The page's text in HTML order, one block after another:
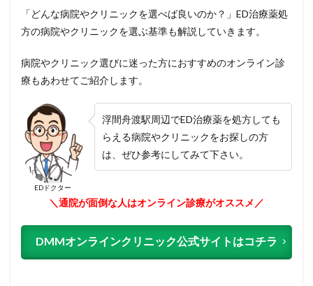
「どんな病院やクリニックを選べば良いのか？」ED治療薬処
方の病院やクリニックを選ぶ基準も解説していきます。
病院やクリニック選びに迷った方におすすめのオンライン診
療もあわせてご紹介します。
EDドクター
浮間舟渡駅周辺でED治療薬を処方しても
らえる病院やクリニックをお探しの方
は、ぜひ参考にしてみて下さい。
＼通院が面倒な人はオンライン診療がオススメ／
DMMオンラインクリニック公式サイトはコチラ